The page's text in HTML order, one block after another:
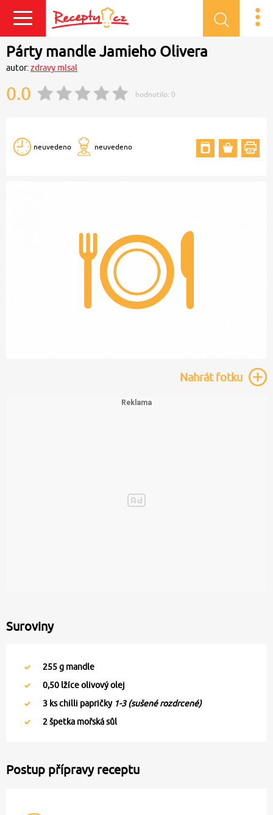
Přihlásit se
Párty mandle Jamieho Olivera
autor:zdravy mlsal
0.0 hodnotilo: 0
neuvedeno neuvedeno
Nahrátfotku
Suroviny
255g mandle
0,50 lžíce olivový olej
3 ks chilli papričky 1-3 (sušené rozdrcené)
2špetka mořská sůl
Postup přípravy receptu